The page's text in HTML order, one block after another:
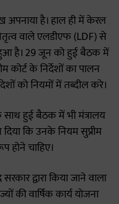
है। हाल ही में केरल
वाले एलडीएफ (LDF) से
है। 29 जून को हुई बैठक में
के निर्देशों का पालन
को नियमों में तब्दील करे।
साथ हुई बैठक में भी मंत्रालय
कि उनके नियम सुप्रीम
होने चाहिए।
द्वारा किया जाने वाला
की वार्षिक कार्य योजना